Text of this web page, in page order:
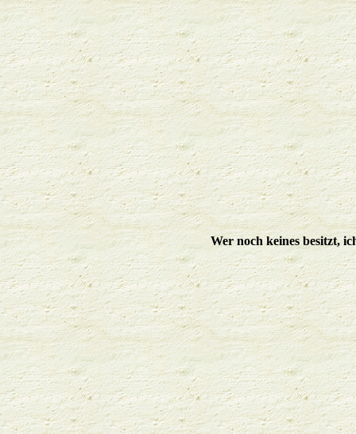
Wer noch keines besitzt,